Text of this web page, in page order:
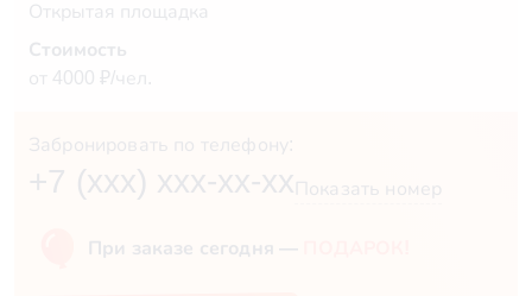
Открытая площадка
Стоимость
от 4000 ₽/чел.
Забронировать по телефону:
+7 (xxx) xxx-xx-xx Показать номер
При заказе сегодня —